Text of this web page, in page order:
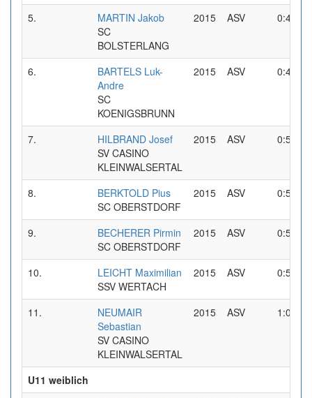
5.
MARTIN Jakob
SC
BOLSTERLANG
2015 ASV 0:48,57
6.
BARTELS Luk-
Andre
SC
KOENIGSBRUNN
2015 ASV 0:49,55
7.
HILBRAND Josef
SV CASINO
KLEINWALSERTAL
2015 ASV 0:50,67
8.
BERKTOLD Pius
SC OBERSTDORF
2015 ASV 0:50,75
9.
BECHERER Pirmin
SC OBERSTDORF
2015 ASV 0:51,03
10.
LEICHT Maximilian
SSV WERTACH
2015 ASV 0:51,09
11.
NEUMAIR
Sebastian
SV CASINO
KLEINWALSERTAL
2015 ASV 1:04,28
U11 weiblich